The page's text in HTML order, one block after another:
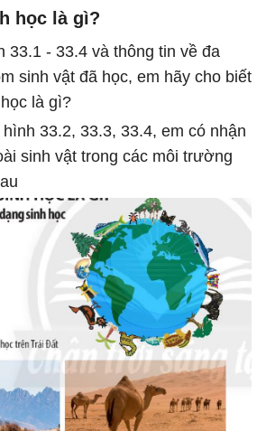
học là gì?
33.1 - 33.4 và thông tin về đa
sinh vật đã học, em hãy cho biết
là gì?
33.2, 33.3, 33.4, em có nhận
sinh vật trong các môi trường